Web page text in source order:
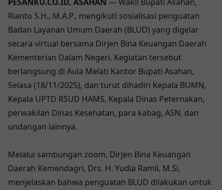
Rianto S.H., M.A.P., mengikuti sosialisasi penguatan
Badan Layanan Umum Daerah (BLUD) yang digelar
secara virtual bersama Dirjen Bina Keuangan Daerah
Kementerian Dalam Negeri. Kegiatan tersebut
berlangsung di Aula Melati Kantor Bupati Asahan,
Selasa (18/11/2025), dan turut dihadiri Kepala BUMN,
Kepala UPTD RSUD HAMS, Kepala Dinas Peternakan,
perwakilan Dinas Kesehatan, para kabag, ASN, dan
undangan lainnya.
Melalui sambungan zoom, Dirjen Bina Keuangan
Daerah Kemendagri, Drs. H. Yudia Ramli, M.Si,
menjelaskan bahwa penguatan BLUD dilakukan untuk